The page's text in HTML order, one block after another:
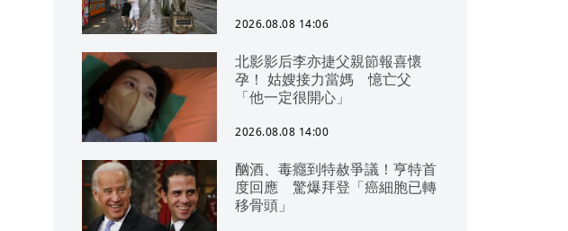
2026.08.08 14:06
北影影后李亦捷父親節報喜懷
孕！ 姑嫂接力當媽 憶亡父
「他一定很開心」
2026.08.08 14:00
酗酒、毒癮到特赦爭議！亨特首
度回應 驚爆拜登「癌細胞已轉
移骨頭」